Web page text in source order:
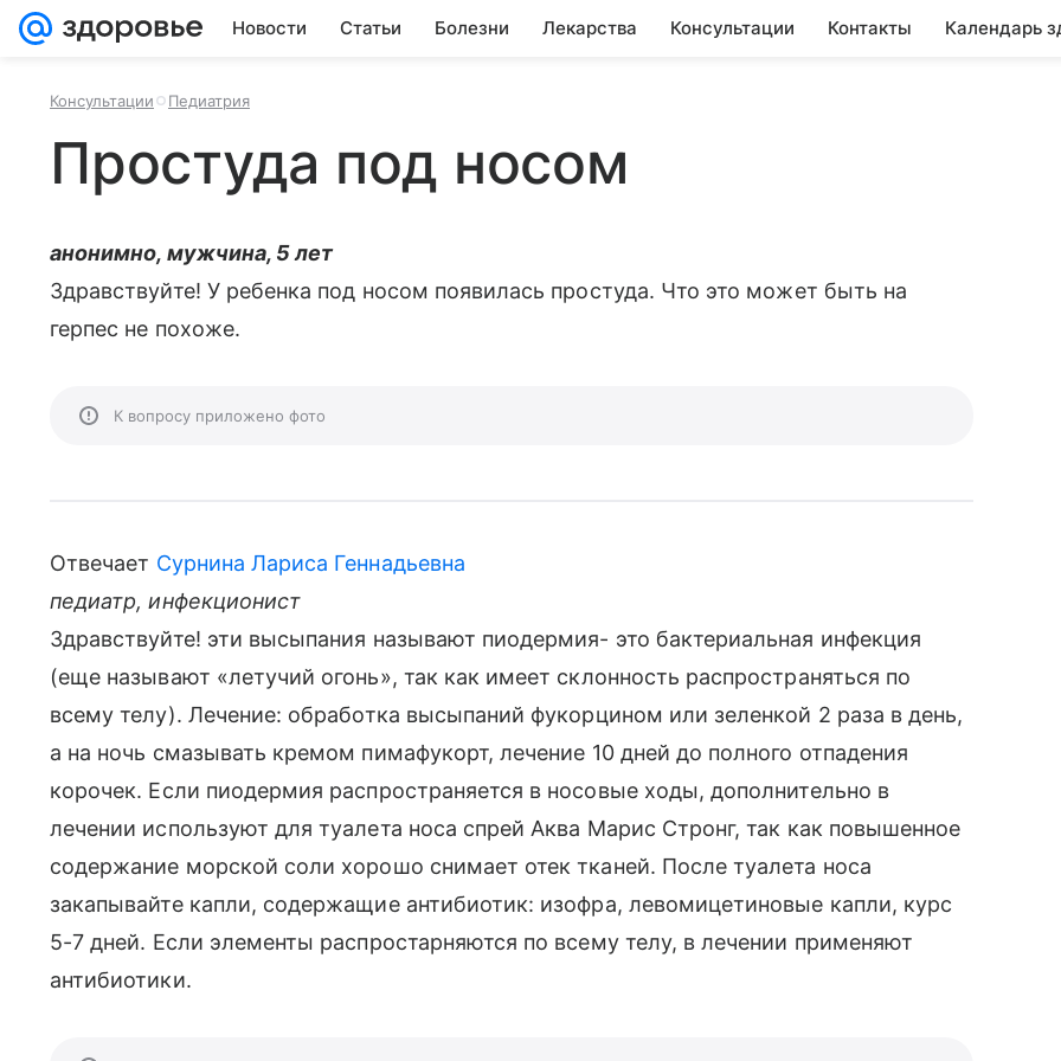
Новости Статьи Болезни Лекарства Консультации Контакты Календарь
Консультации Педиатрия
Простуда под носом
анонимно, мужчина, 5 лет
Здравствуйте! У ребенка под носом появилась простуда. Что это может быть на
герпес не похоже.
К вопросу приложено фото
Отвечает Сурнина Лариса Геннадьевна
педиатр, инфекционист
Здравствуйте! эти высыпания называют пиодермия- это бактериальная инфекция
(еще называют «летучий огонь», так как имеет склонность распространяться по
всему телу). Лечение: обработка высыпаний фукорцином или зеленкой 2 раза в день,
а на ночь смазывать кремом пимафукорт, лечение 10 дней до полного отпадения
корочек. Если пиодермия распространяется в носовые ходы, дополнительно в
лечении используют для туалета носа спрей Аква Марис Стронг, так как повышенное
содержание морской соли хорошо снимает отек тканей. После туалета носа
закапывайте капли, содержащие антибиотик: изофра, левомицетиновые капли, курс
5-7 дней. Если элементы распростарняются по всему телу, в лечении применяют
антибиотики.